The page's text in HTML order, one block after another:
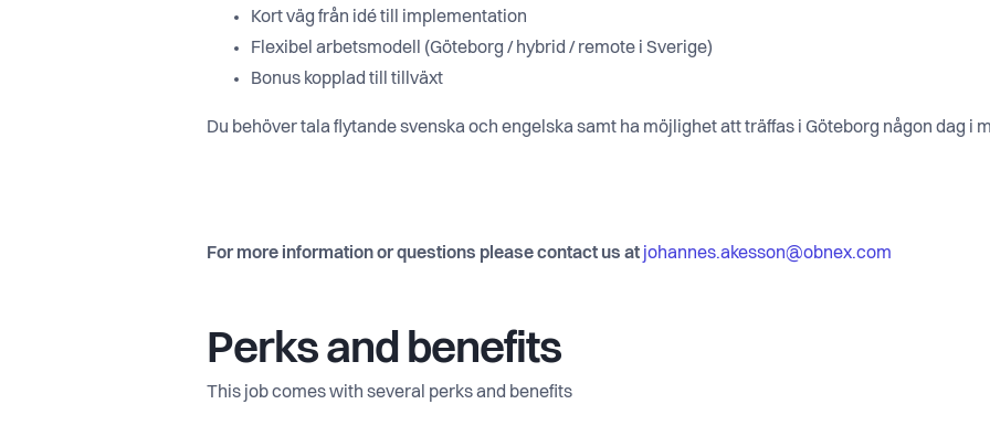
Kort väg från idé till implementation
Flexibel arbetsmodell (Göteborg / hybrid / remote i Sverige)
Bonus kopplad till tillväxt
Du behöver tala flytande svenska och engelska samt ha möjlighet att träffas i Göteborg någon dag i
For more information or questions please contact us at johannes.akesson@obnex.com
Perks and benefits
This job comes with several perks and benefits